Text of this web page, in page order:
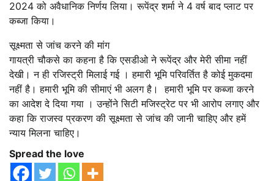
2024 को अवैधानिक निर्णय लिया। रूपेंद्र शर्मा ने 4 वर्ष बाद प्लाट पर
कब्जा किया।
सूक्ष्मता से जांच करने की मांग
गायत्री चौकसे का कहना है कि एसडीओ ने रूपेंद्र और मेरी सीमा नहीं
देखी। न ही रजिस्ट्री मिलाई गई । हमारी भूमि परिवर्तित है कोई मुकदमा
नहीं है। हमारी भूमि की सीमाएं भी अलग है। हमारी भूमि पर कब्जा करने
का आदेश दे दिया गया । उन्होंने सिटी मजिस्ट्रेट पर भी आरोप लगाए और
कहा कि राजस्व प्रकरण की सूक्ष्मता से जांच की जानी चाहिए और हमें
न्याय मिलना चाहिए।
Spread the love